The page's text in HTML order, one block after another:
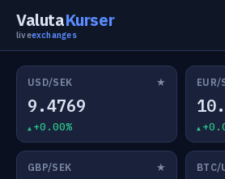
ValutaKurser
liveexchanges
USD/SEK ★
9.4769
+0.00%
EUR/
GBP/SEK ★ BTC/